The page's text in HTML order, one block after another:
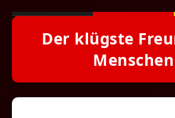
Der klügste
Menschen